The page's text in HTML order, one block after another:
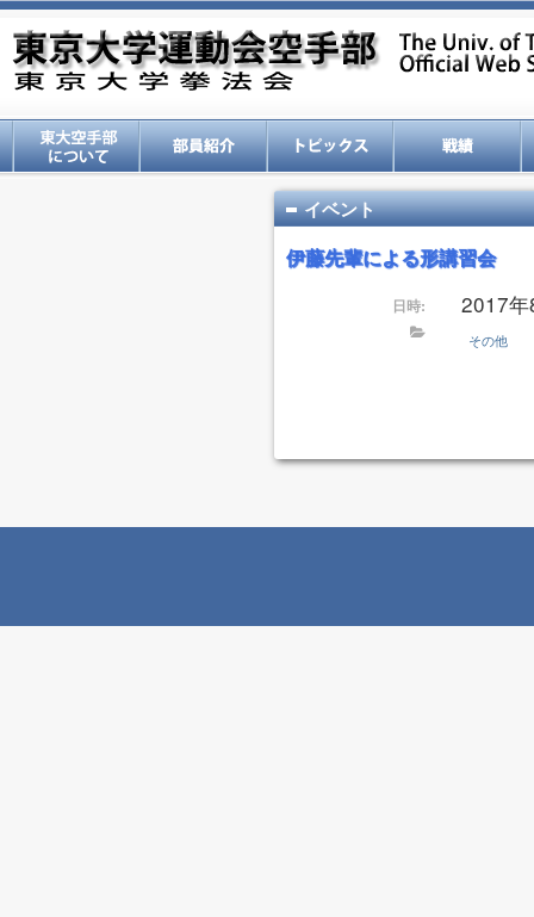
イベント
伊藤先輩による形講習会
日時: 2017
その他